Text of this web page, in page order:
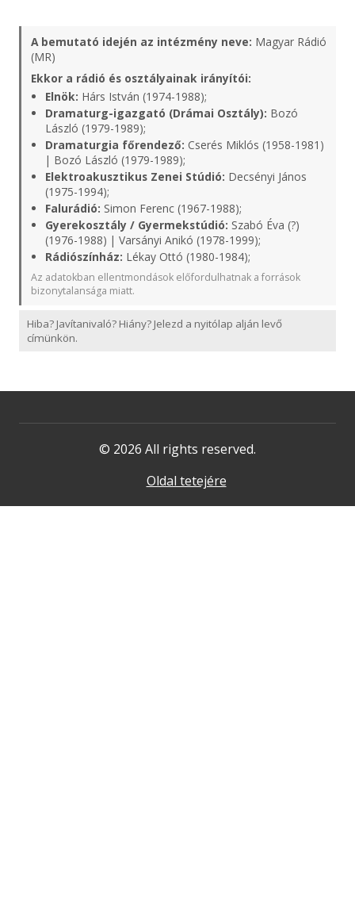
A bemutató idején az intézmény neve: Magyar Rádió
(MR)
Ekkor a rádió és osztályainak irányítói:
Elnök: Hárs István (1974-1988);
Dramaturg-igazgató (Drámai Osztály): Bozó
László (1979-1989);
Dramaturgia főrendező: Cserés Miklós (1958-1981)
| Bozó László (1979-1989);
Elektroakusztikus Zenei Stúdió: Decsényi János
(1975-1994);
Falurádió: Simon Ferenc (1967-1988);
Gyerekosztály / Gyermekstúdió: Szabó Éva (?)
(1976-1988) | Varsányi Anikó (1978-1999);
Rádiószínház: Lékay Ottó (1980-1984);
Az adatokban ellentmondások előfordulhatnak a források
bizonytalansága miatt.
Hiba? Javítanivaló? Hiány? Jelezd a nyitólap alján levő
címünkön.
© 2026 All rights reserved.
Oldal tetejére